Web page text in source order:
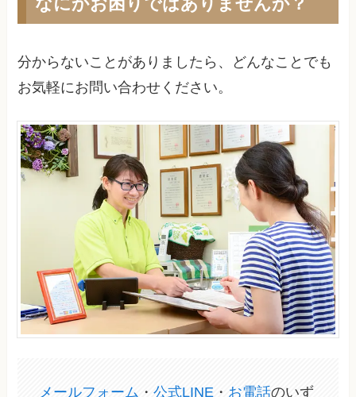
分からないことがありましたら、どんなことでも
お気軽にお問い合わせください。
メールフォーム ・公式LINE ・ お電話のいず